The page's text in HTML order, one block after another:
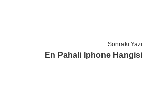
Sonraki Yazı
En Pahali Iphone Hangisi